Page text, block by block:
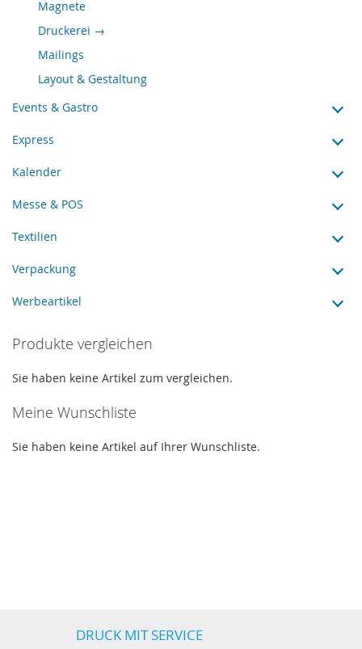
Magnete
Druckerei →
Mailings
Layout & Gestaltung
Events & Gastro
Express
Kalender
Messe & POS
Textilien
Verpackung
Werbeartikel
Produkte vergleichen
Sie haben keine Artikel zum vergleichen.
Meine Wunschliste
Sie haben keine Artikel auf Ihrer Wunschliste.
DRUCK MIT SERVICE